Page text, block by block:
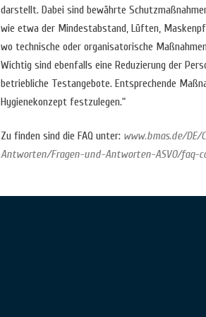
darstellt. Dabei sind bewährte
wie etwa der Mindestabstand, Lüften,
wo technische oder organisatorische
Wichtig sind ebenfalls eine Reduzierung der
betriebliche Testangebote. Entsprechende
Hygienekonzept festzulegen.“
Zu finden sind die FAQ unter: www.bmas.de/
Antworten/Fragen-und-Antworten-ASVO/faq-